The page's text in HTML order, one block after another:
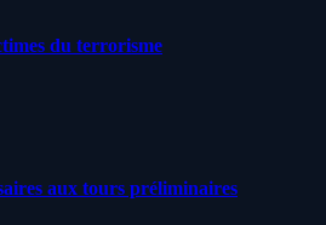
du terrorisme
aux tours préliminaires